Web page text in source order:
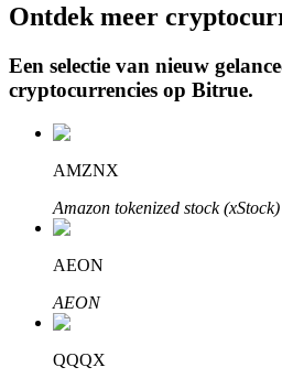
Auto Invest
Grijp langetermijnwinst en
Leer staken
Ontdek meer
Een selectie van nieuw
cryptocurrencies op Bitrue.
AMZNX
Amazon tokenized stock (xStock)
AEON
AEON
QQQX